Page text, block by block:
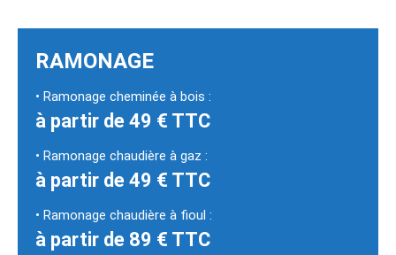
RAMONAGE
• Ramonage cheminée à bois :
à partir de 49 € TTC
• Ramonage chaudière à gaz :
à partir de 49 € TTC
• Ramonage chaudière à fioul :
à partir de 89 € TTC